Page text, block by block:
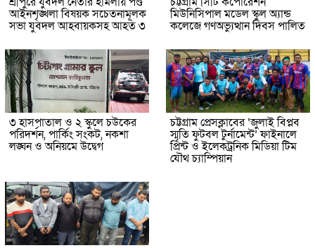
আইনশৃঙ্খলা বিষয়ক সচেতনামূলক
সভা যুবদল আহবায়কসহ আহত ৩
মিউনিসিপাল মডেল স্কুল অ্যান্ড
কলেজে গণঅভ্যুত্থান দিবস পালিত
৩ হাসপাতাল ও ২ স্কুলে চউকের
পরিদর্শন, পার্কিং সংকট, নকশা
লঙ্ঘন ও অনিয়মে উদ্বেগ
চট্টগ্রাম প্রেসক্লাবের ‘জুলাই বিপ্লব
স্মৃতি ফুটবল টুর্নামেন্ট’ ফাইনালে
প্রিন্ট ও ইলেকট্রনিক মিডিয়া টিম
যৌথ চ্যাম্পিয়ান